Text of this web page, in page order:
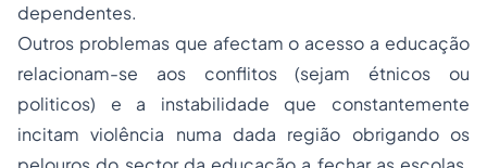
dependentes.
Outros problemas que afectam o acesso a educação
relacionam-se aos conflitos (sejam étnicos ou
politicos) e a instabilidade que constantemente
incitam violência numa dada região obrigando os